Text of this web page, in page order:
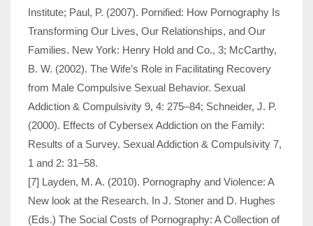
Institute; Paul, P. (2007). Pornified: How Pornography Is
Transforming Our Lives, Our Relationships, and Our
Families. New York: Henry Hold and Co., 3; McCarthy,
B. W. (2002). The Wife’s Role in Facilitating Recovery
from Male Compulsive Sexual Behavior. Sexual
Addiction & Compulsivity 9, 4: 275–84; Schneider, J. P.
(2000). Effects of Cybersex Addiction on the Family:
Results of a Survey. Sexual Addiction & Compulsivity 7,
1 and 2: 31–58.
[7] Layden, M. A. (2010). Pornography and Violence: A
New look at the Research. In J. Stoner and D. Hughes
(Eds.) The Social Costs of Pornography: A Collection of